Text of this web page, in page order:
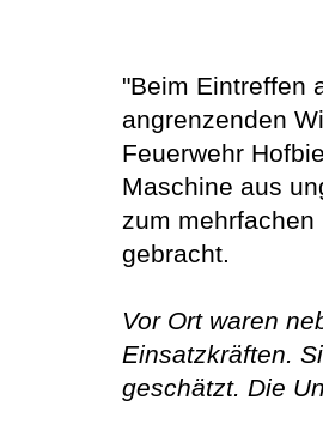
"Beim Eintreffen
angrenzenden
Feuerwehr
Maschine aus
zum
gebracht.
Vor Ort waren
Einsatzkräften.
geschätzt. Die